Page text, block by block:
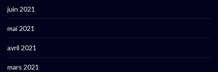
juin 2021
mai 2021
avril 2021
mars 2021